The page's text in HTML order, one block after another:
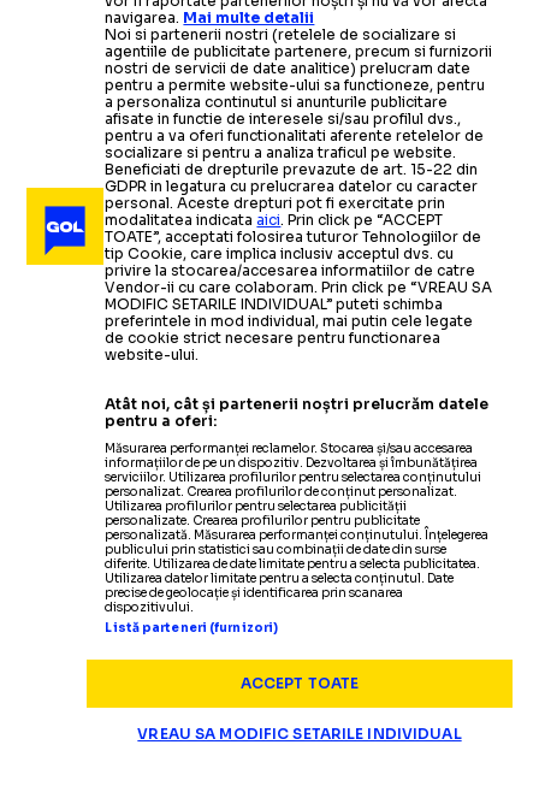
navigarea. Mai multe detalii
Noi si partenerii nostri (retelele de socializare si
agentiile de publicitate partenere, precum si furnizorii
nostri de servicii de date analitice) prelucram date
pentru a permite website-ului sa functioneze, pentru
a personaliza continutul si anunturile publicitare
afisate in functie de interesele si/sau profilul dvs.,
pentru a va oferi functionalitati aferente retelelor de
socializare si pentru a analiza traficul pe website.
Beneficiati de drepturile prevazute de art. 15-22 din
GDPR in legatura cu prelucrarea datelor cu caracter
personal. Aceste drepturi pot fi exercitate prin
modalitatea indicataaici. Prin click pe “ACCEPT
TOATE”, acceptati folosirea tuturor Tehnologiilor de
tip Cookie, care implica inclusiv acceptul dvs. cu
privire la stocarea/accesarea informatiilor de catre
Vendor-ii cu care colaboram. Prin click pe “VREAU SA
MODIFIC SETARILE INDIVIDUAL” puteti schimba
preferintele in mod individual, mai putin cele legate
de cookie strict necesare pentru functionarea
website-ului.
Atât noi, cât și partenerii noștri prelucrăm datele
pentru a oferi:
Măsurarea performanței reclamelor. Stocarea și/sau accesarea
informațiilor de pe un dispozitiv. Dezvoltarea și îmbunătățirea
serviciilor. Utilizarea profilurilor pentru selectarea conținutului
personalizat. Crearea profilurilor de conținut personalizat.
Utilizarea profilurilor pentru selectarea publicității
personalizate. Crearea profilurilor pentru publicitate
personalizată. Măsurarea performanței conținutului. Înțelegerea
publicului prin statistici sau combinații de date din surse
diferite. Utilizarea de date limitate pentru a selecta publicitatea.
Utilizarea datelor limitate pentru a selecta conținutul. Date
precise de geolocație și identificarea prin scanarea
dispozitivului.
Listă parteneri (furnizori)
ACCEPT TOATE
VREAU SA MODIFIC SETARILE INDIVIDUAL